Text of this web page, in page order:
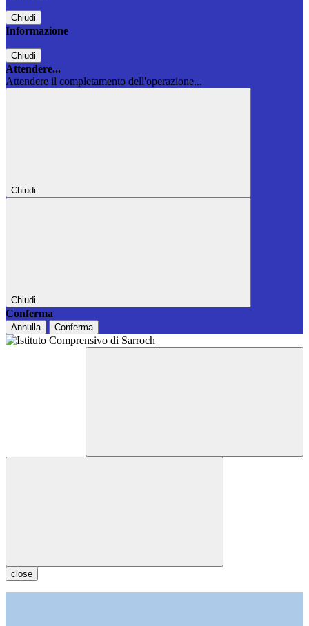
Chiudi
Informazione
Chiudi
Attendere...
Attendere il completamento dell'operazione...
Chiudi
Chiudi
Conferma
Annulla Conferma
close